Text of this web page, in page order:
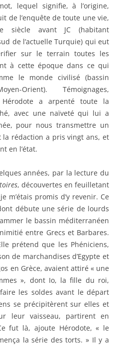
lequel signifie, à l’origine,
de l’enquête de toute une vie,
siècle avant JC (habitant
de l’actuelle Turquie) qui eut
sur le terrain toutes les
à cette époque dans ce qui
le monde civilisé (bassin
Orient). Témoignages,
Hérodote a arpenté toute la
avec une naïveté qui lui a
pour nous transmettre un
rédaction a pris vingt ans, et
en l’état.
années, par la lecture du
, découvertes en feuilletant
m’étais promis d’y revenir. Ce
débute une série de lourds
le bassin méditerranéen
entre Grecs et Barbares.
prétend que les Phéniciens,
de marchandises d’Egypte et
en Grèce, avaient attiré « une
», dont Io, la fille du roi,
les soldes avant le départ
se précipitèrent sur elles et
leur vaisseau, partirent en
fut là, ajoute Hérodote, « le
la série des torts. » Il y a